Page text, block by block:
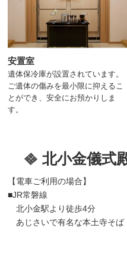
安置室
遺体保冷庫が設置されています。
ご遺体の傷みを最小限に抑えるこ
とができ、安全にお預かりしま
す。
北小金儀式
【電車ご利用の場合】
■JR常磐線
北小金駅より徒歩4分
あじさいで有名な本土寺そば